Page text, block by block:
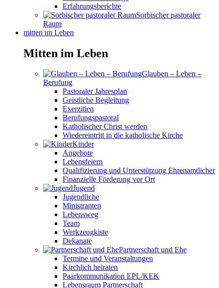
Erfahrungsberichte
Sorbischer pastoraler
Raum
mitten im Leben
Mitten im Leben
Glauben – Leben –
Berufung
Pastoraler Jahresplan
Geistliche Begleitung
Exerzitien
Berufungspastoral
Katholischer Christ werden
Wiedereintritt in die katholische Kirche
Kinder
Angebote
Lebensfeiern
Qualifizierung und Unterstützung Ehrenamtlicher
Finanzielle Förderung vor Ort
Jugend
Jugendliche
Ministranten
Lebensweg
Team
Werkzeugkiste
Dekanate
Partnerschaft und Ehe
Termine und Veranstaltungen
Kirchlich heiraten
Paarkommunikation EPL/KEK
Lebensraum Partnerschaft